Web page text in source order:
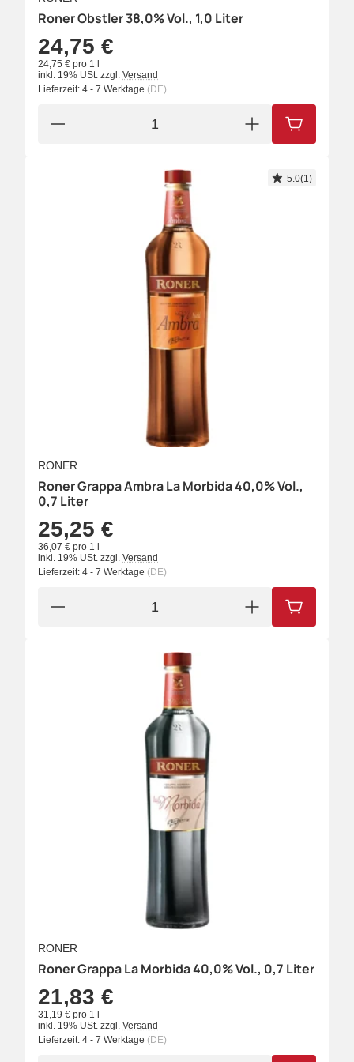
Roner Obstler 38,0% Vol., 1,0 Liter
24,75 €
24,75 € pro 1 l
inkl. 19% USt. zzgl. Versand
Lieferzeit: 4 - 7 Werktage (DE)
IN DEN
5.0(1)
RONER
Roner Grappa Ambra La Morbida 40,0% Vol.,
0,7 Liter
25,25 €
36,07 € pro 1 l
inkl. 19% USt. zzgl. Versand
Lieferzeit: 4 - 7 Werktage (DE)
IN DEN
RONER
Roner Grappa La Morbida 40,0% Vol., 0,7 Liter
21,83 €
31,19 € pro 1 l
inkl. 19% USt. zzgl. Versand
Lieferzeit: 4 - 7 Werktage (DE)